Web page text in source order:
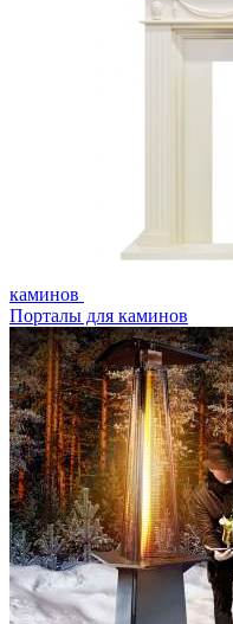
каминов
Порталы для каминов